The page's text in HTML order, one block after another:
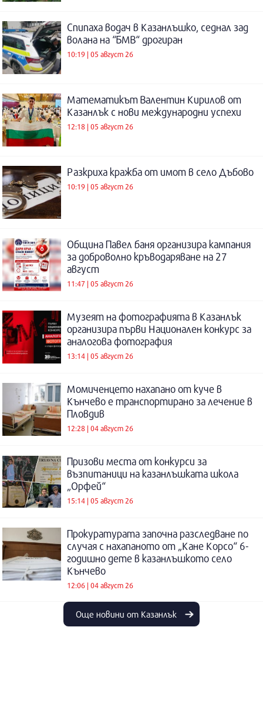
Спипаха водач в Казанлъшко, седнал зад
волана на “БМВ“ дрогиран
10:19 | 05 август 26
Математикът Валентин Кирилов от
Казанлък с нови международни успехи
12:18 | 05 август 26
Разкриха кражба от имот в село Дъбово
10:19 | 05 август 26
Община Павел баня организира кампания
за доброволно кръводаряване на 27
август
11:47 | 05 август 26
Музеят на фотографията в Казанлък
организира първи Национален конкурс за
аналогова фотография
13:14 | 05 август 26
Момиченцето нахапано от куче в
Кънчево е транспортирано за лечение в
Пловдив
12:28 | 04 август 26
Призови места от конкурси за
възпитаници на казанлъшката школа
„Орфей“
15:14 | 05 август 26
Прокуратурата започна разследване по
случая с нахапаното от „Кане Корсо“ 6-
годишно дете в казанлъшкото село
Кънчево
12:06 | 04 август 26
Още новини от Казанлък